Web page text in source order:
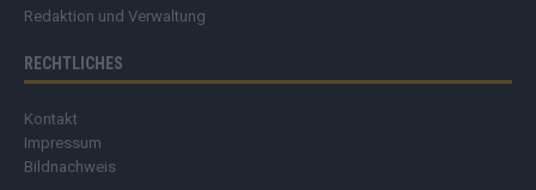
Redaktion und Verwaltung
RECHTLICHES
Kontakt
Impressum
Bildnachweis